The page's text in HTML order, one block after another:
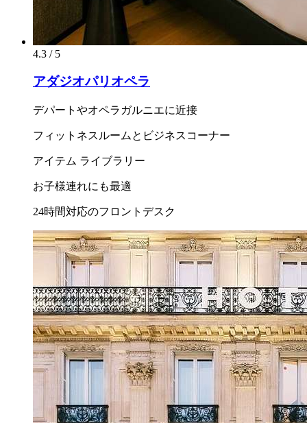
4.3 / 5
アダジオパリオペラ
デパートやオペラガルニエに近接
フィットネスルームとビジネスコーナー
アイテム ライブラリー
お子様連れにも最適
24時間対応のフロントデスク